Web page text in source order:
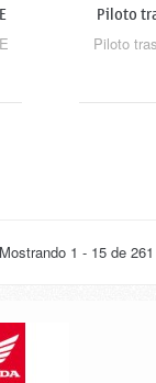
Piloto
Piloto
Mostrando 1 - 15 de